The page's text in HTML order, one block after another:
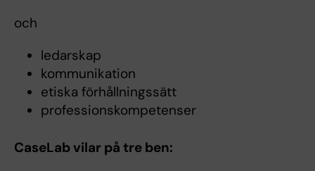
och
ledarskap
kommunikation
etiska förhållningssätt
professionskompetenser
CaseLab vilar på tre ben: